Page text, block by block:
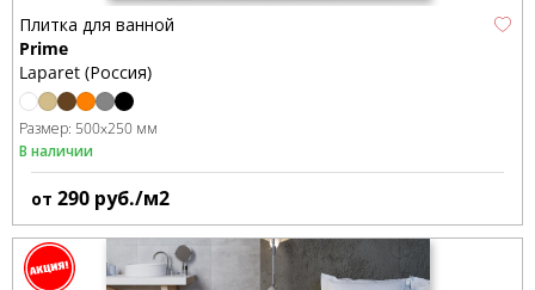
Плитка для ванной
Prime
Laparet (Россия)
Размер: 500x250 мм
В наличии
от 290 руб./м2